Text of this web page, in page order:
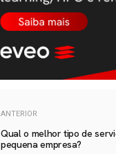
ANTERIOR
Qual o melhor tipo de
pequena empresa?